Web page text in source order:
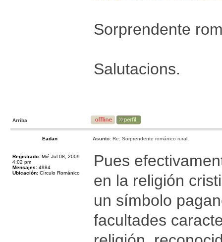
Sorprendente
Salutacions.
Arriba
Eadan Asunto: Re: Sorprendente románico rural
Registrado: Mié Jul 08, 2009
4:02 pm
Mensajes: 4984
Ubicación: Círculo Románico
Pues
en la religión
un símbolo
facultades